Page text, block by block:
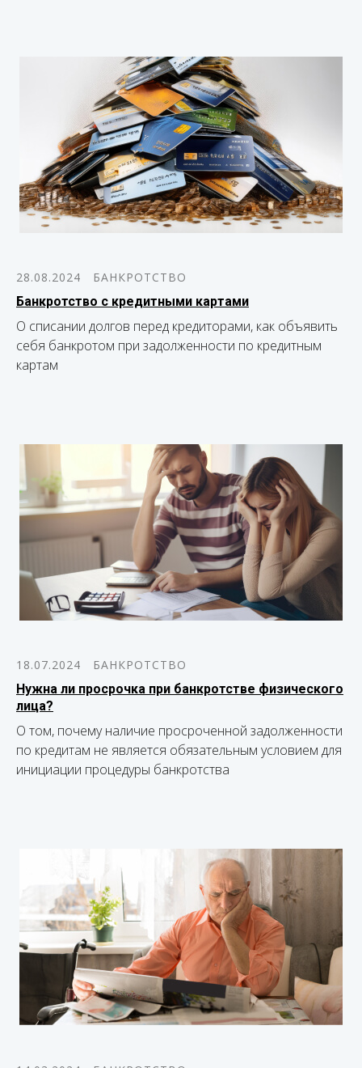
28.08.2024
БАНКРОТСТВО
Банкротство с кредитными картами
О списании долгов перед кредиторами, как объявить
себя банкротом при задолженности по кредитным
картам
18.07.2024
БАНКРОТСТВО
Нужна ли просрочка при банкротстве физического
лица?
О том, почему наличие просроченной задолженности
по кредитам не является обязательным условием для
инициации процедуры банкротства